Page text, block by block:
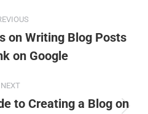
post:
on Writing Blog Posts
on Google
NEXT
to Creating a Blog on